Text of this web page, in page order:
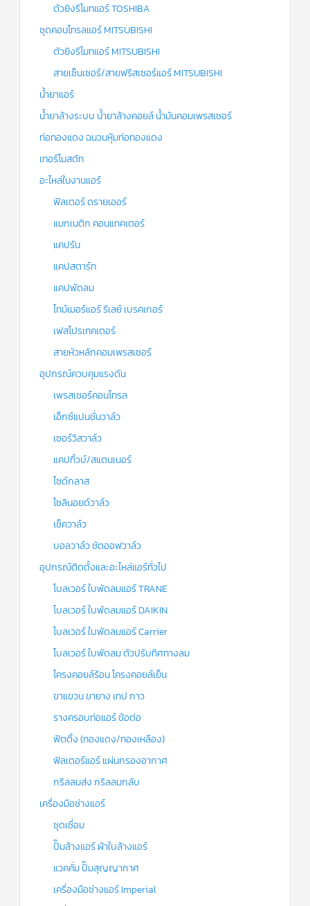
ตัวยิงรีโมทแอร์ TOSHIBA
ชุดคอนโทรลแอร์ MITSUBISHI
ตัวยิงรีโมทแอร์ MITSUBISHI
สายเซ็นเซอร์/สายฟรีสเซอร์แอร์ MITSUBISHI
น้ำยาแอร์
น้ำยาล้างระบบ น้ำยาล้างคอยล์ น้ำมันคอมเพรสเซอร์
ท่อทองแดง ฉนวนหุ้มท่อทองแดง
เทอร์โมสตัท
อะไหล่ในงานแอร์
ฟิลเตอร์ ดรายเออร์
แมกเนติก คอนแทคเตอร์
แคปรัน
แคปสตาร์ท
แคปพัดลม
ไทม์เมอร์แอร์ รีเลย์ เบรคเกอร์
เฟสโปรเทคเตอร์
สายหัวหลักคอมเพรสเซอร์
อุปกรณ์ควบคุมแรงดัน
เพรสเชอร์คอนโทรล
เอ็กซ์แปนชั่นวาล์ว
เซอร์วิสวาล์ว
แคปทิ้วบ์/สแตนเนอร์
ไซด์กลาส
โซลินอยด์วาล์ว
เช็ควาล์ว
บอลวาล์ว ชัตออฟวาล์ว
อุปกรณ์ติดตั้งและอะไหล่แอร์ทั่วไป
โบลเวอร์ ใบพัดลมแอร์ TRANE
โบลเวอร์ ใบพัดลมแอร์ DAIKIN
โบลเวอร์ ใบพัดลมแอร์ Carrier
โบลเวอร์ ใบพัดลม ตัวปรับทิศทางลม
โครงคอยล์ร้อน โครงคอยล์เย็น
ขาแขวน ขายาง เทป กาว
รางครอบท่อแอร์ ข้อต่อ
ฟิตติ้ง (ทองแดง/ทองเหลือง)
ฟิลเตอร์แอร์ แผ่นกรองอากาศ
กริลลมส่ง กริลลมกลับ
เครื่องมือช่างแอร์
ชุดเชื่อม
ปั๊มล้างแอร์ ผ้าใบล้างแอร์
แวคคั่ม ปั๊มสุญญากาศ
เครื่องมือช่างแอร์ Imperial